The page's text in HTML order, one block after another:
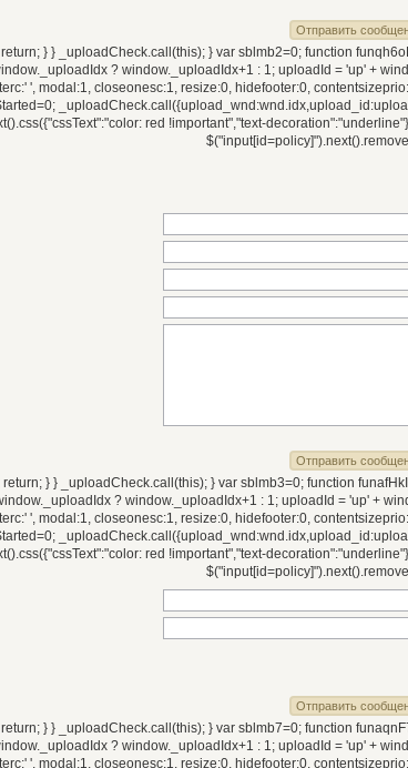
} } _uploadCheck.call(this); } var sblmb2=0; function
? window._uploadIdx+1 : 1; uploadId = 'up' +
', modal:1, closeonesc:1, resize:0, hidefooter:0,
red !important","text-
} } _uploadCheck.call(this); } var sblmb3=0; function
? window._uploadIdx+1 : 1; uploadId = 'up' +
', modal:1, closeonesc:1, resize:0, hidefooter:0,
red !important","text-
} } _uploadCheck.call(this); } var sblmb7=0; function
? window._uploadIdx+1 : 1; uploadId = 'up' +
', modal:1, closeonesc:1, resize:0, hidefooter:0,